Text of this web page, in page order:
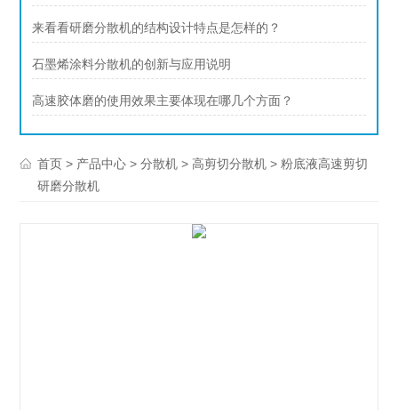
来看看研磨分散机的结构设计特点是怎样的？
石墨烯涂料分散机的创新与应用说明
高速胶体磨的使用效果主要体现在哪几个方面？
首页 > 产品中心 >分散机 >高剪切分散机 > 粉底液高速剪切
研磨分散机